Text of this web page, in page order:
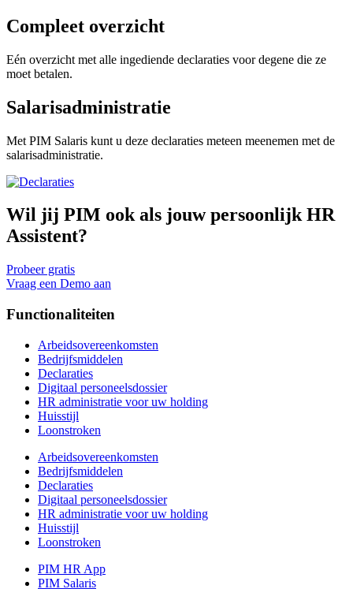
Compleet overzicht
Eén overzicht met alle ingediende declaraties voor degene die ze
moet betalen.
Salarisadministratie
Met PIM Salaris kunt u deze declaraties meteen meenemen met de
salarisadministratie.
Wil jij PIM ook als jouw persoonlijk HR
Assistent?
Probeer gratis
Vraag een Demo aan
Functionaliteiten
Arbeidsovereenkomsten
Bedrijfsmiddelen
Declaraties
Digitaal personeelsdossier
HR administratie voor uw holding
Huisstijl
Loonstroken
Arbeidsovereenkomsten
Bedrijfsmiddelen
Declaraties
Digitaal personeelsdossier
HR administratie voor uw holding
Huisstijl
Loonstroken
PIM HR App
PIM Salaris